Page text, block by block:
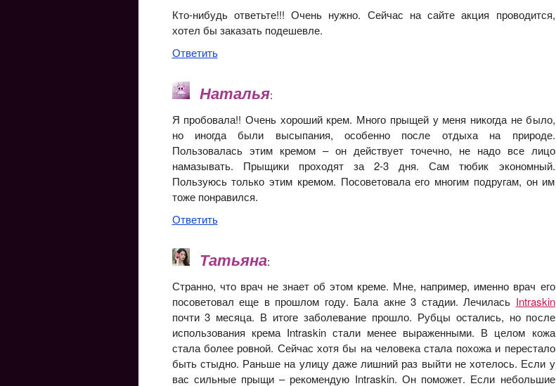
Кто-нибудь ответьте!!! Очень нужно. Сейчас на сайте акция проводится,
хотел бы заказать подешевле.
Ответить
Наталья:
Я пробовала!! Очень хороший крем. Много прыщей у меня никогда не было,
но иногда были высыпания, особенно после отдыха на природе.
Пользовалась этим кремом – он действует точечно, не надо все лицо
намазывать. Прыщики проходят за 2-3 дня. Сам тюбик экономный.
Пользуюсь только этим кремом. Посоветовала его многим подругам, он им
тоже понравился.
Ответить
Татьяна:
Странно, что врач не знает об этом креме. Мне, например, именно врач его
посоветовал еще в прошлом году. Бала акне 3 стадии. Лечилась Intraskin
почти 3 месяца. В итоге заболевание прошло. Рубцы остались, но после
использования крема Intraskin стали менее выраженными. В целом кожа
стала более ровной. Сейчас хотя бы на человека стала похожа и перестало
быть стыдно. Раньше на улицу даже лишний раз выйти не хотелось. Если у
вас сильные прыщи – рекомендую Intraskin. Он поможет. Если небольшие